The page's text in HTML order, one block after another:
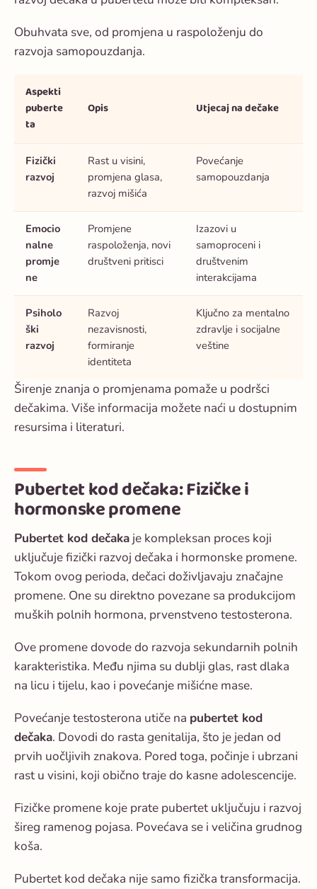
Obuhvata sve, od promjena u raspoloženju do
razvoja samopouzdanja.
Aspekti
puberte
ta
Opis Utjecaj na dečake
Fizički
razvoj
Rast u visini,
promjena glasa,
razvoj mišića
Povećanje
samopouzdanja
Emocio
nalne
promje
ne
Promjene
raspoloženja, novi
društveni pritisci
Izazovi u
samoproceni i
društvenim
interakcijama
Psiholo
ški
razvoj
Razvoj
nezavisnosti,
formiranje
identiteta
Ključno za mentalno
zdravlje i socijalne
veštine
Širenje znanja o promjenama pomaže u podršci
dečakima. Više informacija možete naći u dostupnim
resursima i literaturi.
Pubertet kod dečaka: Fizičke i
hormonske promene
Pubertet kod dečaka je kompleksan proces koji
uključujefizički razvoj dečaka i hormonske promene.
Tokom ovog perioda, dečaci doživljavaju značajne
promene. One su direktno povezane sa produkcijom
muških polnih hormona, prvenstveno testosterona.
Ove promene dovode do razvoja sekundarnih polnih
karakteristika. Među njima su dublji glas, rast dlaka
na licu i tijelu, kao i povećanje mišićne mase.
Povećanje testosterona utiče na pubertet kod
dečaka. Dovodi do rasta genitalija, što je jedan od
prvih uočljivih znakova. Pored toga, počinje i ubrzani
rast u visini, koji obično traje do kasne adolescencije.
Fizičke promene koje prate pubertet uključuju i razvoj
šireg ramenog pojasa. Povećava se i veličina grudnog
koša.
Pubertet kod dečaka nije samo fizička transformacija.